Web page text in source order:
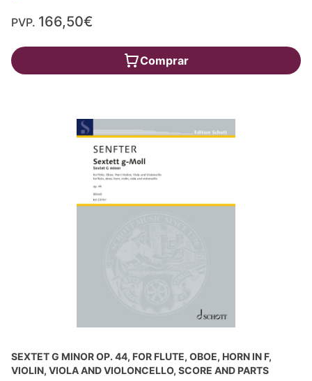
PVP. 166,50€
Comprar
SEXTET G MINOR OP. 44, FOR FLUTE, OBOE, HORN IN F,
VIOLIN, VIOLA AND VIOLONCELLO, SCORE AND PARTS